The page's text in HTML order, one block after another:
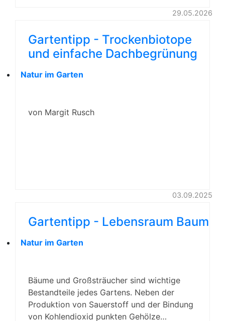
29.05.2026
Gartentipp - Trockenbiotope
und einfache Dachbegrünung
Natur im Garten
von Margit Rusch
03.09.2025
Gartentipp - Lebensraum Baum
Natur im Garten
Bäume und Großsträucher sind wichtige
Bestandteile jedes Gartens. Neben der
Produktion von Sauerstoff und der Bindung
von Kohlendioxid punkten Gehölze…